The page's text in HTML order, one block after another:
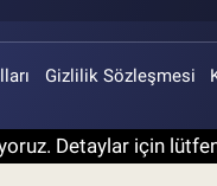
Gizlilik Sözleşmesi
Detaylar için lütfen